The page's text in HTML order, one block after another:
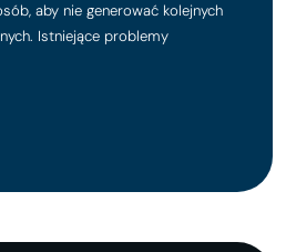
aby nie generować kolejnych
Istniejące problemy